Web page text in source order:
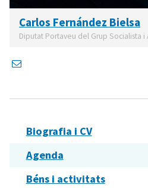
Carlos Fernández Bielsa
Diputat Portaveu del Grup Socialista i
Biografia i CV
Agenda
Béns i activitats